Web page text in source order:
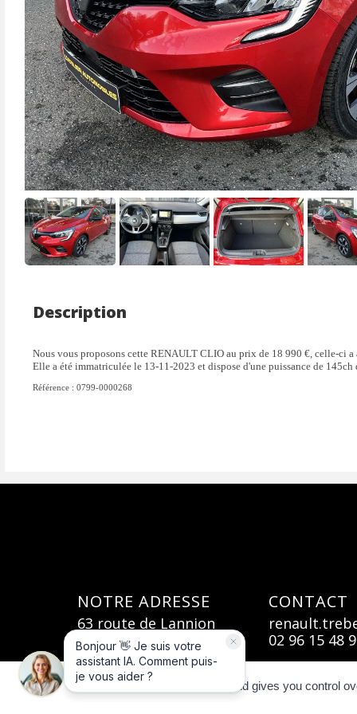
Ecran 7" conducteur personnalisable
Entourage levier de vitesses chromés
ESC
Feux arrière à LED
Fixation
Fixations Isofix aux places latérales arrière
Frein à
Freinage actif d’urgence, avec détection des voitures, motos,
piétons, cyclistes (jour et nuit)
Inserts
Joncs chromés sur bandeau supérieur de calandre
Jupes de
Kit de réparation / regonflage de pneus
Lecture
Lève-vitres arrière électriques impulsionnels
Limiteur
Logo Renault chromé, avec bandeau supérieur de calandre Noir
Brillant
Mode
Pack Ambiance Noir Mozaic
Poignées
Pommeau de levier de vitesse noir
Rétroviseur intérieur jour et nuit
Roues 16” avec enjoliveurs flexwheel
Sellerie
Description
Nous vous proposons cette RENAULT CLIO au prix de 18 990 €, celle-ci a
Elle a été immatriculée le 13-11-2023 et dispose d'une puissance de 145ch
Référence : 0799-0000268
NOTRE ADRESSE
63 route de Lannion
22560 - Trébeurden
CONTACT
02 96 15 48
Pour les trajets courts, privilégiez la marche
This site uses cookies and gives you control